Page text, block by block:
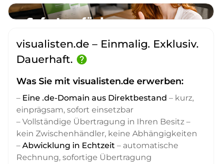
visualisten.de – Einmalig. Exklusiv.
Dauerhaft. help
Was Sie mit visualisten.de erwerben:
– Eine .de-Domain aus Direktbestand – kurz,
einprägsam, sofort einsetzbar
– Vollständige Übertragung in Ihren Besitz –
kein Zwischenhändler, keine Abhängigkeiten
– Abwicklung in Echtzeit – automatische
Rechnung, sofortige Übertragung